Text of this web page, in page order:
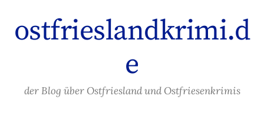
Inhalt
überspringen
ostfrieslandkrimi.d
e
der Blog über Ostfriesland und Ostfriesenkrimis